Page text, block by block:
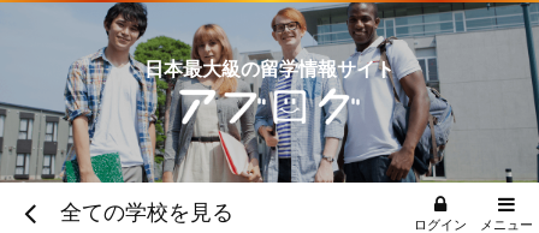
日本最大級の留学情報サイト
全ての学校を見る ログイン メニュー